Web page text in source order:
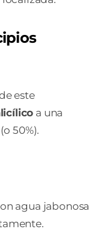
este
a una
(o 50%).
agua jabonosa